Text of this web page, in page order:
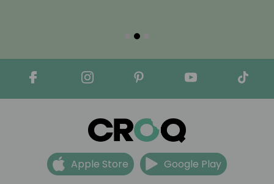
Apple Store Google Play